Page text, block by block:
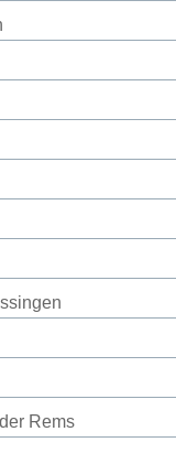
Rems